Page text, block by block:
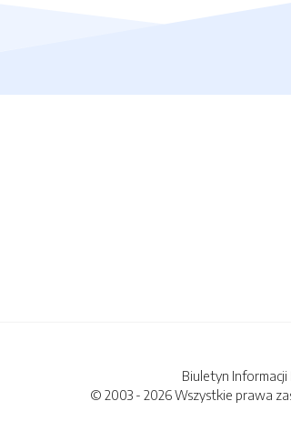
Biuletyn Informacji
© 2003 - 2026 Wszystkie prawa